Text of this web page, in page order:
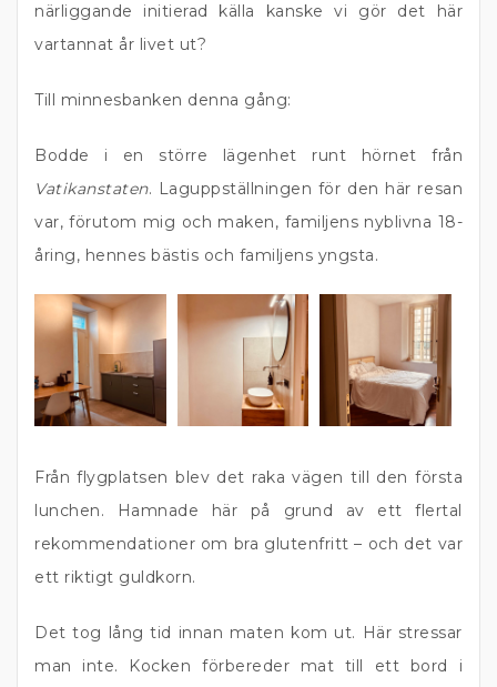
närliggande initierad källa kanske vi gör det här
vartannat år livet ut?
Till minnesbanken denna gång:
Bodde i en större lägenhet runt hörnet från
Vatikanstaten. Laguppställningen för den här resan
var, förutom mig och maken, familjens nyblivna 18-
åring, hennes bästis och familjens yngsta.
Från flygplatsen blev det raka vägen till den första
lunchen. Hamnade här på grund av ett flertal
rekommendationer om bra glutenfritt – och det var
ett riktigt guldkorn.
Det tog lång tid innan maten kom ut. Här stressar
man inte. Kocken förbereder mat till ett bord i